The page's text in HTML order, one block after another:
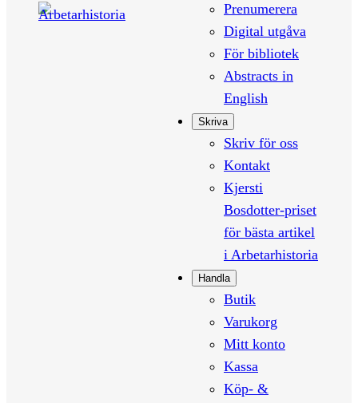
Prenumerera
Digital utgåva
För bibliotek
Abstracts in
English
Skriva
Skriv för oss
Kontakt
Kjersti
Bosdotter-priset
för bästa artikel
i Arbetarhistoria
Handla
Butik
Varukorg
Mitt konto
Kassa
Köp- &